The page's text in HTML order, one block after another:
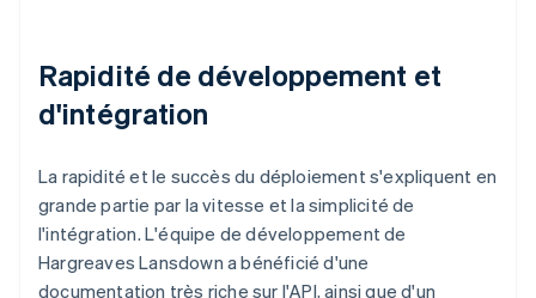
Rapidité de développement et
d'intégration
La rapidité et le succès du déploiement s'expliquent en
grande partie par la vitesse et la simplicité de
l'intégration. L'équipe de développement de
Hargreaves Lansdown a bénéficié d'une
documentation très riche sur l'API, ainsi que d'un